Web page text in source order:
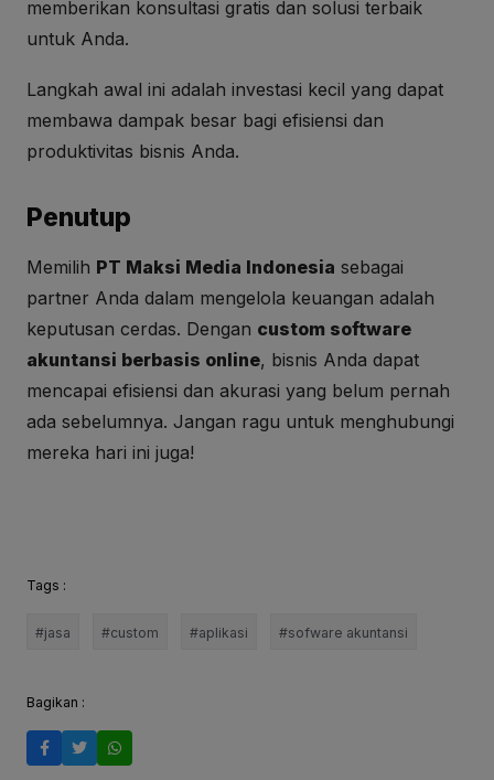
memberikan konsultasi gratis dan solusi terbaik
untuk Anda.
Langkah awal ini adalah investasi kecil yang dapat
membawa dampak besar bagi efisiensi dan
produktivitas bisnis Anda.
Penutup
Memilih PT Maksi Media Indonesia sebagai
partner Anda dalam mengelola keuangan adalah
keputusan cerdas. Dengan custom software
akuntansi berbasis online, bisnis Anda dapat
mencapai efisiensi dan akurasi yang belum pernah
ada sebelumnya. Jangan ragu untuk menghubungi
mereka hari ini juga!
Tags :
#jasa #custom #aplikasi #sofware akuntansi
Bagikan :